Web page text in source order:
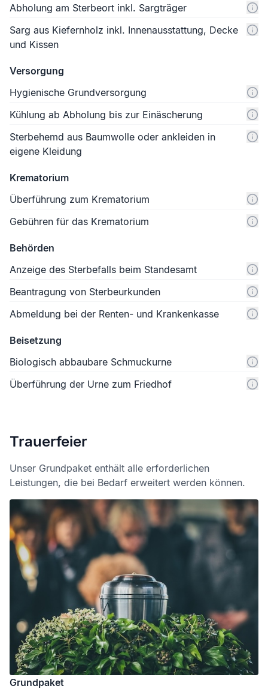
Abholung am Sterbeort inkl. Sargträger
Sarg aus Kiefernholz inkl. Innenausstattung, Decke
und Kissen
Versorgung
Hygienische Grundversorgung
Kühlung ab Abholung bis zur Einäscherung
Sterbehemd aus Baumwolle oder ankleiden in
eigene Kleidung
Krematorium
Überführung zum Krematorium
Gebühren für das Krematorium
Behörden
Anzeige des Sterbefalls beim Standesamt
Beantragung von Sterbeurkunden
Abmeldung bei der Renten- und Krankenkasse
Beisetzung
Biologisch abbaubare Schmuckurne
Überführung der Urne zum Friedhof
Trauerfeier
Unser Grundpaket enthält alle erforderlichen
Leistungen, die bei Bedarf erweitert werden können.
Grundpaket